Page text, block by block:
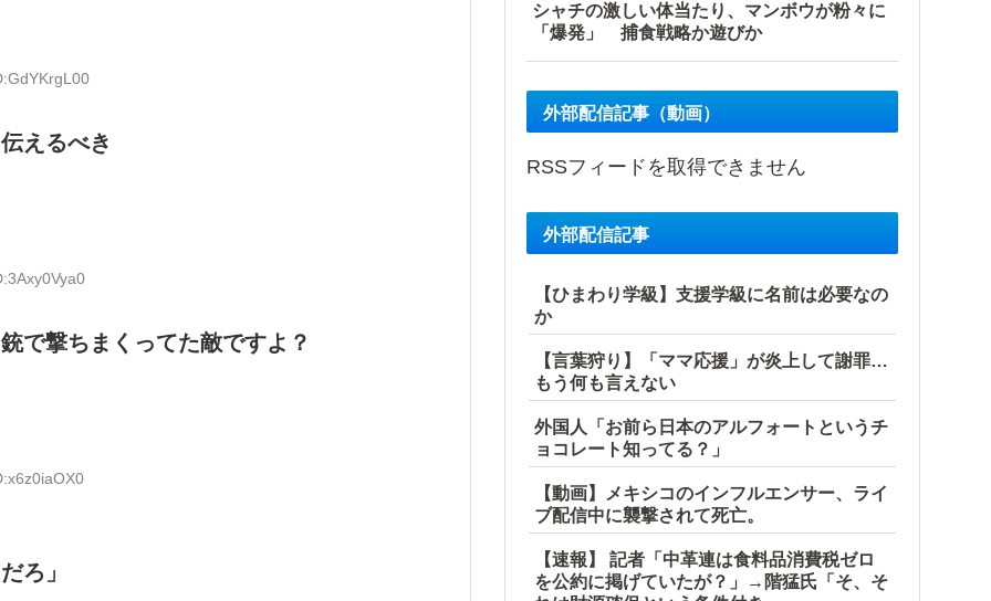
えるべき
で撃ちまくってた敵ですよ？
ろ」
シャチの激しい体当たり、マンボウが粉々に
「爆発」 捕食戦略か遊びか
外部配信記事（動画）
RSSフィードを取得できません
外部配信記事
【ひまわり学級】支援学級に名前は必要なの
か
【言葉狩り】「ママ応援」が炎上して謝罪…
もう何も言えない
外国人「お前ら日本のアルフォートというチ
ョコレート知ってる？」
【動画】メキシコのインフルエンサー、ライ
ブ配信中に襲撃されて死亡。
【速報】 記者「中革連は食料品消費税ゼロ
を公約に掲げていたが？」→階猛氏「そ、そ